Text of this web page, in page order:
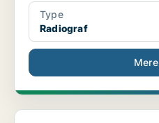
Type
Radiograf
Capio Privathospital, Aalborg